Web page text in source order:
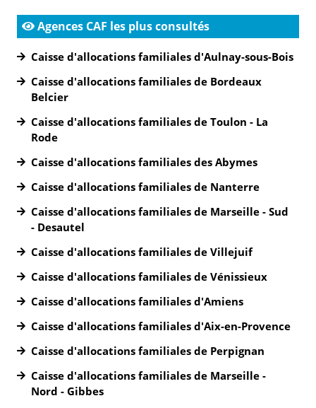
Agences CAF les plus consultés
Caisse d'allocations familiales d'Aulnay-sous-Bois
Caisse d'allocations familiales de Bordeaux
Belcier
Caisse d'allocations familiales de Toulon - La
Rode
Caisse d'allocations familiales des Abymes
Caisse d'allocations familiales de Nanterre
Caisse d'allocations familiales de Marseille - Sud
- Desautel
Caisse d'allocations familiales de Villejuif
Caisse d'allocations familiales de Vénissieux
Caisse d'allocations familiales d'Amiens
Caisse d'allocations familiales d'Aix-en-Provence
Caisse d'allocations familiales de Perpignan
Caisse d'allocations familiales de Marseille -
Nord - Gibbes